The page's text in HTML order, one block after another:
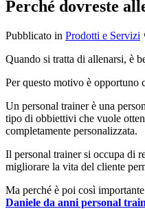
Perché dovreste
Pubblicato in Prodotti e Servizi
Quando si tratta di allenarsi, è
Per questo motivo è opportuno
Un personal trainer è una
tipo di obbiettivi che vuole
completamente personalizzata.
Il personal trainer si occupa di
migliorare la vita del cliente
Ma perché è poi così
Daniele da anni personal